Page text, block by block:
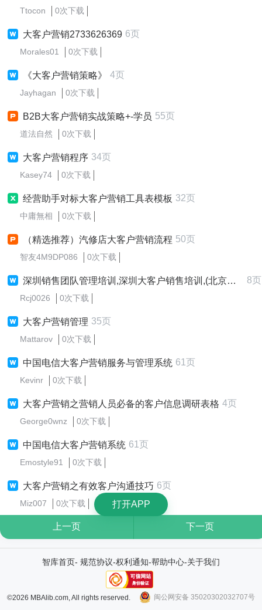
Ttocon 0次下载
大客户营销2733626369 6页
Morales01 0次下载
《大客户营销策略》 4页
Jayhagan 0次下载
B2B大客户营销实战策略+-学员 55页
道法自然 0次下载
大客户营销程序 34页
Kasey74 0次下载
经营助手对标大客户营销工具表模板 32页
中庸無相 0次下载
（精选推荐）汽修店大客户营销流程 50页
智友4M9DP086 0次下载
深圳销售团队管理培训,深圳大客户销售培训,(北京、上海、广州、深圳、苏州-大客户营销策略、区域市场开发与 8页
Rcj0026 0次下载
大客户营销管理 35页
Mattarov 0次下载
中国电信大客户营销服务与管理系统 61页
Kevinr 0次下载
大客户营销之营销人员必备的客户信息调研表格 4页
George0wnz 0次下载
中国电信大客户营销系统 61页
Emostyle91 0次下载
大客户营销之有效客户沟通技巧 6页
Miz007 0次下载
上一页 下一页
智库首页- 规范协议-权利通知-帮助中心-关于我们
©2026 MBAlib.com, All rights reserved. 闽公网安备 35020302032707号
打开APP